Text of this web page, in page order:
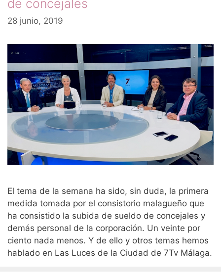
de concejales
28 junio, 2019
El tema de la semana ha sido, sin duda, la primera
medida tomada por el consistorio malagueño que
ha consistido la subida de sueldo de concejales y
demás personal de la corporación. Un veinte por
ciento nada menos. Y de ello y otros temas hemos
hablado en Las Luces de la Ciudad de 7Tv Málaga.